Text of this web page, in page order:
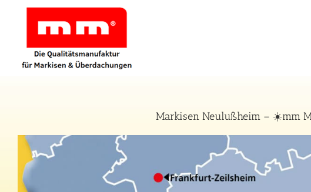
Markisen Neulußheim – ☀️mm